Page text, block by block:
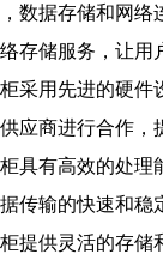
数据存储和网
存储服务，让用
采用先进的硬
应商进行合作
具有高效的处
传输的快速和
提供灵活的存